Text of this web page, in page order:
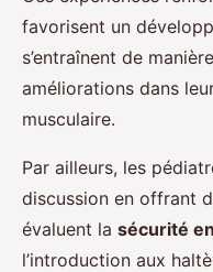
favorisent un
s’entraînent de
améliorations dans
musculaire.
Par ailleurs, les
discussion en offrant
évaluent la sécurité
l’introduction aux